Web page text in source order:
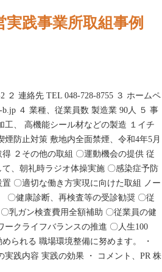
実践事業所取組事例
２ 連絡先 TEL 048-728-8755 ３ ホームペ
４ 業種、従業員数 製造業 90人 ５ 事
工、 高機能シール材などの製造 １イチ
煙防止対策 敷地内全面禁煙、令和4年5月
２その他の取組 〇運動機会の提供 従
、朝礼時ラジオ体操実施 〇感染症予防
〇適切な働き方実現に向けた取組 ノー
〇健康診断、再検査等の受診勧奨 〇従
乳ガン検査費用全額補助 〇従業員の健
ークライフバランスの推進 〇人生100
られる 職場環境整備に努めます。 ・
実践内容 実践の効果 ・ コメント、PR 株